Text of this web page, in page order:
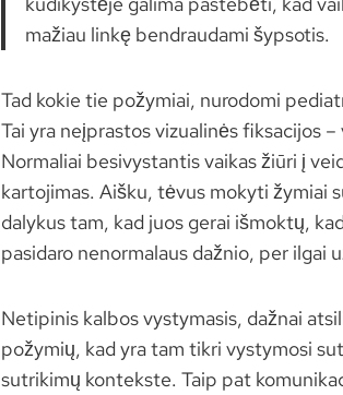
mažiau linkę bendraudami šypsotis.
Tad kokie tie požymiai, nurodomi
Tai yra neįprastos vizualinės fiksacijos
Normaliai besivystantis vaikas žiūri į
kartojimas. Aišku, tėvus mokyti žymiai
dalykus tam, kad juos gerai išmoktų,
pasidaro nenormalaus dažnio, per
Netipinis kalbos vystymasis, dažnai
požymių, kad yra tam tikri vystymosi
sutrikimų kontekste. Taip pat